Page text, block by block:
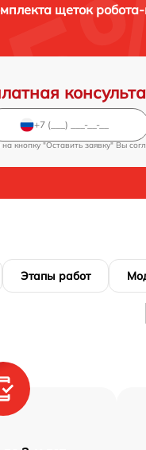
щеток
кнопку "Оставить заявку" Вы
Этапы работ